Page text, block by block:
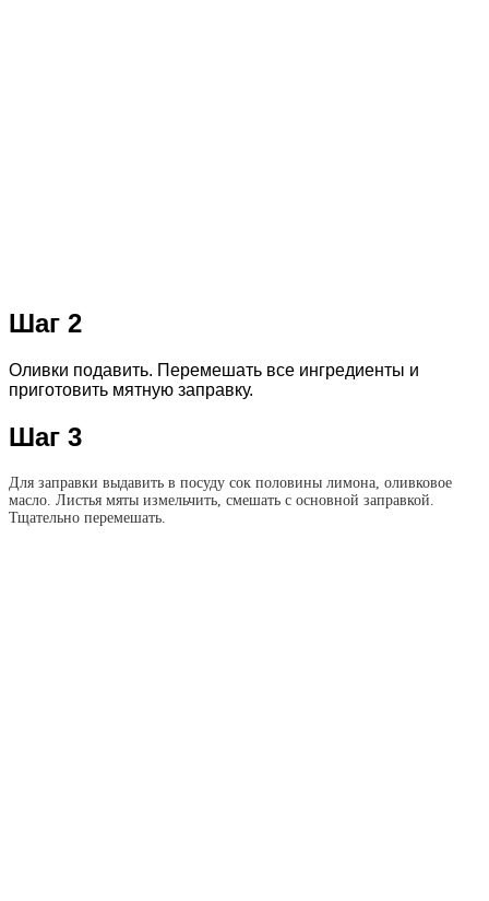
Шаг 2
Оливки подавить. Перемешать все ингредиенты и
приготовить мятную заправку.
Шаг 3
Для заправки выдавить в посуду сок половины лимона, оливковое
масло. Листья мяты измельчить, смешать с основной заправкой.
Тщательно перемешать.